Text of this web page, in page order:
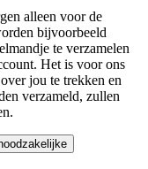
alleen voor de
bijvoorbeeld
te verzamelen
Het is voor ons
jou te trekken en
verzameld, zullen